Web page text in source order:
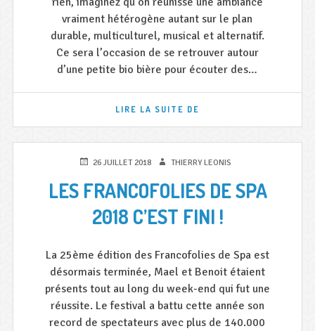
vraiment hétérogène autant sur le plan
durable, multiculturel, musical et alternatif.
Ce sera l’occasion de se retrouver autour
d’une petite bio bière pour écouter des…
LIRE LA SUITE DE
À
PUBLIÉ26 JUILLET 2018 AUTEUR
THIERRY LEONIS
LES FRANCOFOLIES DE SPA
2018 C’EST FINI !
La 25ème édition des Francofolies de Spa est
désormais terminée, Mael et Benoit étaient
présents tout au long du week-end qui fut une
réussite. Le festival a battu cette année son
record de spectateurs avec plus de 140.000